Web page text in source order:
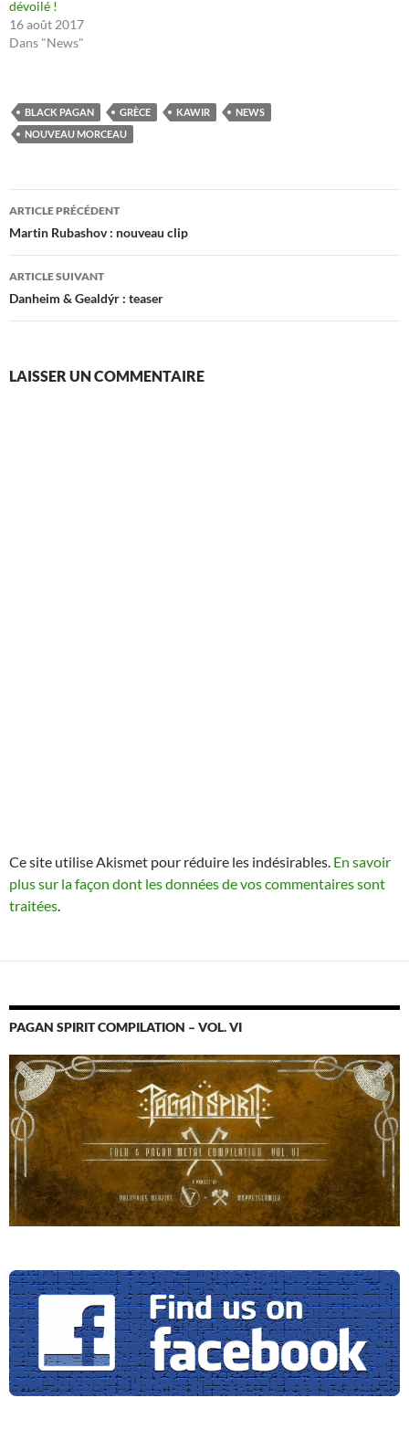
dévoilé !
16 août 2017
Dans "News"
BLACK PAGAN GRÈCE KAWIR
NEWS
NOUVEAU MORCEAU
Navigation
des
articles
ARTICLE PRÉCÉDENT
Martin Rubashov : nouveau clip
ARTICLE SUIVANT
Danheim & Gealdýr : teaser
LAISSER UN COMMENTAIRE
Ce site utilise Akismet pour réduire les indésirables. En savoir
plus sur la façon dont les données de vos commentaires sont
traitées.
PAGAN SPIRIT COMPILATION – VOL. VI